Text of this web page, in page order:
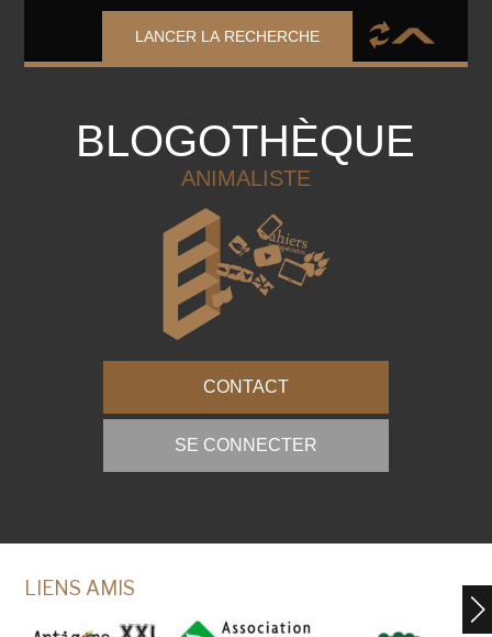
LANCER LA RECHERCHE
BLOGOTHÈQUE
ANIMALISTE
CONTACT
SE CONNECTER
LIENS AMIS